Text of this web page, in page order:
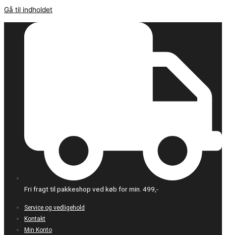
Gå til indholdet
Fri fragt til pakkeshop ved køb for min. 499,-
Service og vedligehold
Kontakt
Min Konto